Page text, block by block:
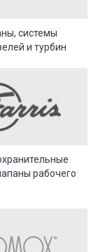
системы
и турбин
рабочего